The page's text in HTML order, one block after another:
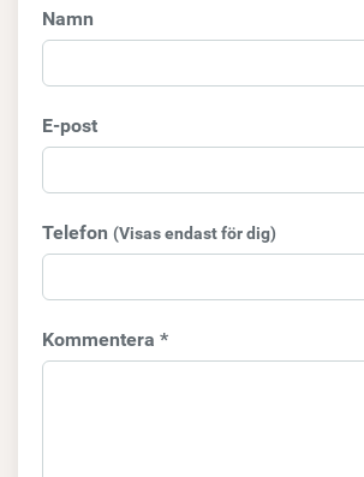
Namn
E-post
Telefon (Visas endast för dig)
Kommentera *